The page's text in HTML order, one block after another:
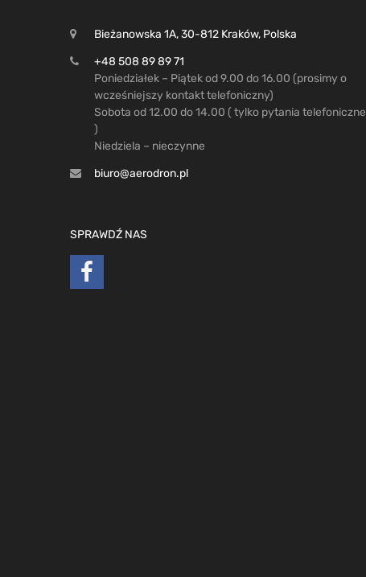
Bieżanowska 1A, 30-812 Kraków, Polska
+48 508 89 89 71
Poniedziałek – Piątek od 9.00 do 16.00 (prosimy o
wcześniejszy kontakt telefoniczny)
Sobota od 12.00 do 14.00 ( tylko pytania telefoniczne
)
Niedziela – nieczynne
biuro@aerodron.pl
SPRAWDŹ NAS